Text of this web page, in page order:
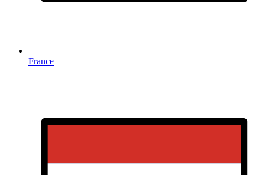
France